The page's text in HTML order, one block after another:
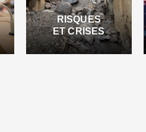
RISQUES
ET CRISES